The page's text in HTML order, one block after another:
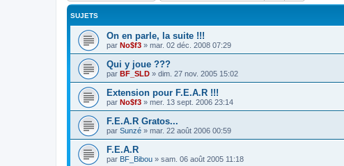
SUJETS
On en parle, la suite !!!
par No$f3 » mar. 02 déc. 2008 07:29
Qui y joue ???
par BF_SLD » dim. 27 nov. 2005 15:02
Extension pour F.E.A.R !!!
par No$f3 » mer. 13 sept. 2006 23:14
F.E.A.R Gratos...
par Sunzé » mar. 22 août 2006 00:59
F.E.A.R
par BF_Bibou » sam. 06 août 2005 11:18